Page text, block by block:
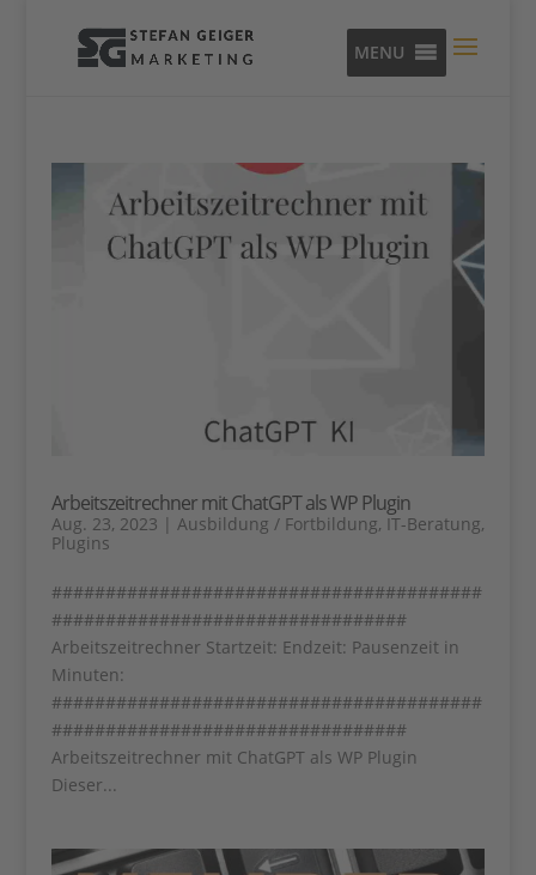
MENU
Arbeitszeitrechner mit ChatGPT als WP Plugin
Aug. 23, 2023 | Ausbildung / Fortbildung, IT-Beratung,
Plugins
########################################
#################################
Arbeitszeitrechner Startzeit: Endzeit: Pausenzeit in
Minuten:
########################################
#################################
Arbeitszeitrechner mit ChatGPT als WP Plugin
Dieser...